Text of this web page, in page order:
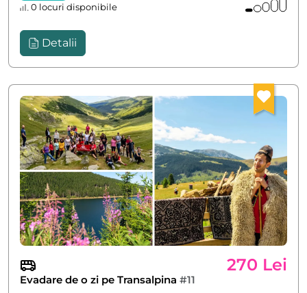
0 locuri disponibile
Detalii
270 Lei
Evadare de o zi pe Transalpina #11